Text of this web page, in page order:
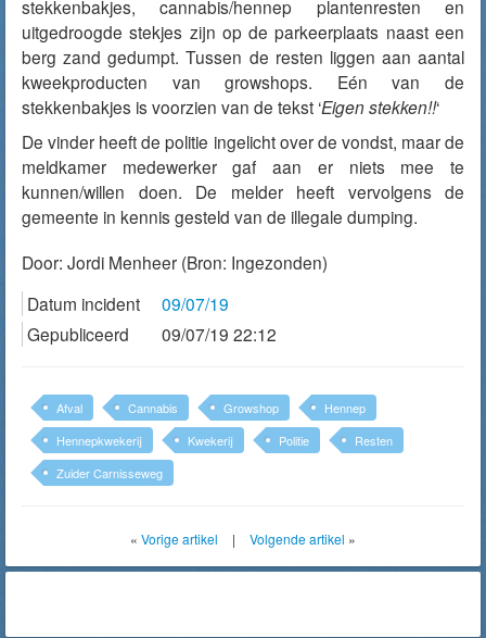
stekkenbakjes, cannabis/hennep plantenresten en
uitgedroogde stekjes zijn op de parkeerplaats naast een
berg zand gedumpt. Tussen de resten liggen aan aantal
kweekproducten van growshops. Eén van de
stekkenbakjes is voorzien van de tekst ‘Eigen stekken!!‘
De vinder heeft de politie ingelicht over de vondst, maar de
meldkamer medewerker gaf aan er niets mee te
kunnen/willen doen. De melder heeft vervolgens de
gemeente in kennis gesteld van de illegale dumping.
Door: Jordi Menheer (Bron: Ingezonden)
Datum incident
09/07/19
Gepubliceerd
09/07/19 22:12
Afval Cannabis Growshop
Hennep
Hennepkwekerij
Kwekerij Politie
Resten
Zuider Carnisseweg
« Vorige artikel | Volgende artikel »